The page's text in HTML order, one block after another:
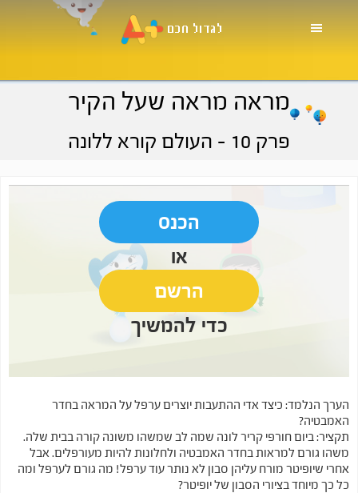
מראה מראה שעל הקיר
פרק 10 - העולם קורא ללונה
הכנס
או
הרשם
כדי להמשיך
הערך הנלמד: כיצד אדי ההתעבות יוצרים ערפל על המראה בחדר
האמבטיה?
תקציר: ביום חורפי קריר לונה שמה לב שמשהו משונה קורה בבית שלה.
משהו גורם למראות בחדר האמבטיה ולחלונות להיות מעורפלים. אבל
אחרי שיופיטר מורח עליהן סבון לא נותר עוד ערפל! מה גורם לערפל ומה
כל כך מיוחד בציורי הסבון של יופיטר?